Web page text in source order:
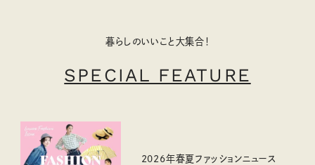
暮らしのいいこと大集合！
SPECIAL FEATURE
2026年春夏ファッションニュース